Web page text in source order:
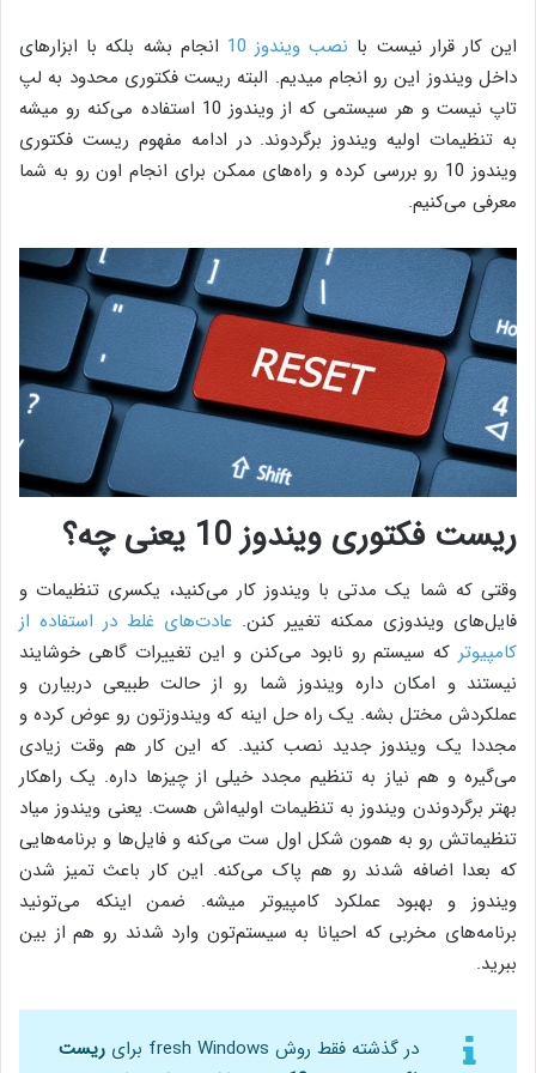
این کار قرار نیست با نصب ویندوز 10
انجام بشه بلکه با ابزارهای
داخل ویندوز این رو انجام میدیم. البته ریست فکتوری محدود به لپ
تاپ نیست و هر سیستمی که از ویندوز 10 استفاده می‌کنه رو میشه
به تنظیمات اولیه ویندوز برگردوند. در ادامه مفهوم ریست فکتوری
ویندوز 10 رو بررسی کرده و راه‌های ممکن برای انجام اون رو به شما
معرفی می‌کنیم.
ریست فکتوری ویندوز 10 یعنی چه؟
وقتی که شما یک مدتی با ویندوز کار می‌کنید، یکسری تنظیمات و
فایل‌های ویندوزی ممکنه تغییر کنن. عادت‌های غلط در استفاده از
کامپیوتر که سیستم رو نابود می‌کنن و این تغییرات گاهی خوشایند
نیستند و امکان داره ویندوز شما رو از حالت طبیعی دربیارن و
عملکردش مختل بشه. یک راه حل اینه که ویندوزتون رو عوض کرده و
مجددا یک ویندوز جدید نصب کنید. که این کار هم وقت زیادی
می‌گیره و هم نیاز به تنظیم مجدد خیلی از چیزها داره. یک راهکار
بهتر برگردوندن ویندوز به تنظیمات اولیه‌اش هست. یعنی ویندوز میاد
تنظیماتش رو به همون شکل اول ست می‌کنه و فایل‌ها و برنامه‌هایی
که بعدا اضافه شدند رو هم پاک می‌کنه. این کار باعث تمیز شدن
ویندوز و بهبود عملکرد کامپیوتر میشه. ضمن اینکه می‌تونید
برنامه‌های مخربی که احیانا به سیستم‌تون وارد شدند رو هم از بین
ببرید.
در گذشته فقط روش fresh Windows برای
ریست